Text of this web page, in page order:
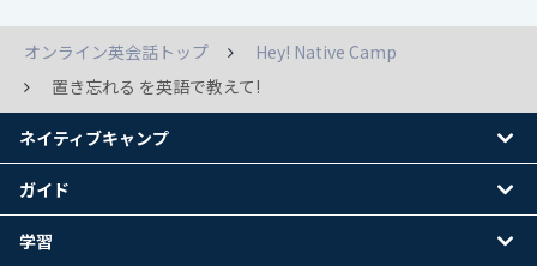
オンライン英会話トップ
Hey! Native Camp
置き忘れる を英語で教えて!
ネイティブキャンプ
ガイド
学習